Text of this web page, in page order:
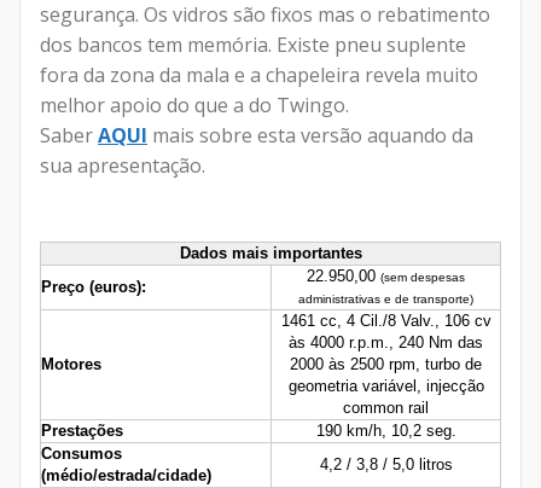
segurança. Os vidros são fixos mas o rebatimento
dos bancos tem memória. Existe pneu suplente
fora da zona da mala e a chapeleira revela muito
melhor apoio do que a do Twingo.
SaberAQUI mais sobre esta versão aquando da
sua apresentação.
Dados mais importantes
Preço (euros):
22.950,00 (sem despesas
administrativas e de transporte)
Motores
1461 cc, 4 Cil./8 Valv., 106 cv
às 4000 r.p.m., 240 Nm das
2000 às 2500 rpm, turbo de
geometria variável, injecção
common rail
Prestações
190 km/h, 10,2 seg.
Consumos
(médio/estrada/cidade)
4,2/ 3,8 / 5,0 litros